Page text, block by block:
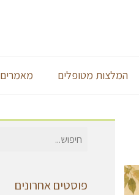
המלצות מטופלים מאמרים
חיפוש
פוסטים אחרונים